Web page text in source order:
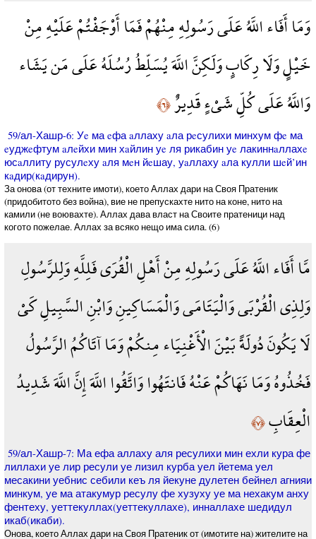
وَمَا أَفَاء اللَّهُ عَلَى رَسُولِهِ مِنْهُمْ فَمَا أَوْجَفْتُمْ عَلَيْهِ مِنْ
خَيْلٍ وَلَا رِكَابٍ وَلَكِنَّ اللَّهَ يُسَلِّطُ رُسُلَهُ عَلَى مَن يَشَاء
وَاللَّهُ عَلَى كُلِّ شَيْءٍ قَدِيرٌ﴿٦﴾
59/ал-Хашр-6: Уe ма eфа aллаху aла рeсулихи минхум фe ма
eуджeфтум aлeйхи мин хaйлин уe ля рикабин уe лакиннaллахe
юсaллиту русулeху aля мeн йeшау, уaллаху aла кулли шeй’ин
кaдир(кaдирун).
За онова (от техните имоти), което Аллах дари на Своя Пратеник
(придобитото без война), вие не препускахте нито на коне, нито на
камили (не воювахте). Аллах дава власт на Своите пратеници над
когото пожелае. Аллах за всяко нещо има сила. (6)
مَّا أَفَاء اللَّهُ عَلَى رَسُولِهِ مِنْ أَهْلِ الْقُرَى فَلِلَّهِ وَلِلرَّسُولِ
وَلِذِي الْقُرْبَى وَالْيَتَامَى وَالْمَسَاكِينِ وَابْنِ السَّبِيلِ كَيْ
لَا يَكُونَ دُولَةً بَيْنَ الْأَغْنِيَاء مِنكُمْ وَمَا آتَاكُمُ الرَّسُولُ
فَخُذُوهُ وَمَا نَهَاكُمْ عَنْهُ فَانتَهُوا وَاتَّقُوا اللَّهَ إِنَّ اللَّهَ شَدِيدُ
الْعِقَابِ﴿٧﴾
59/ал-Хашр-7: Ма ефа аллаху аля ресулихи мин ехли кура фе
лиллахи уе лир ресули уе лизил курба уел йетема уел
месакини уебнис себили кеъ ля йекуне дулетен бейнел агнияи
минкум, уе ма атакумур ресулу фе хузуху уе ма нехакум анху
фентеху, уеттекуллах(уеттекуллахе), инналлахе шедидул
икаб(икаби).
Онова, което Аллах дари на Своя Пратеник от (имотите на) жителите на